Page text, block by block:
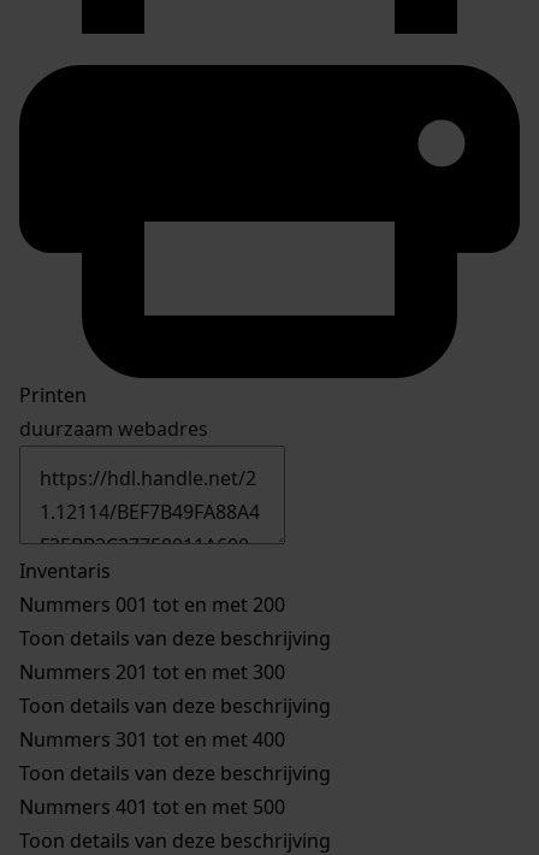
Printen
duurzaam webadres
Inventaris
Nummers 001 tot en met 200
Toon details van deze beschrijving
Nummers 201 tot en met 300
Toon details van deze beschrijving
Nummers 301 tot en met 400
Toon details van deze beschrijving
Nummers 401 tot en met 500
Toon details van deze beschrijving